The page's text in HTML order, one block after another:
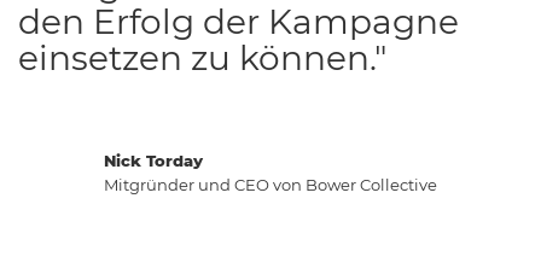
Nick Torday
Mitgründer und CEO von Bower Collective
den Erfolg der Kampagne
einsetzen zu können."